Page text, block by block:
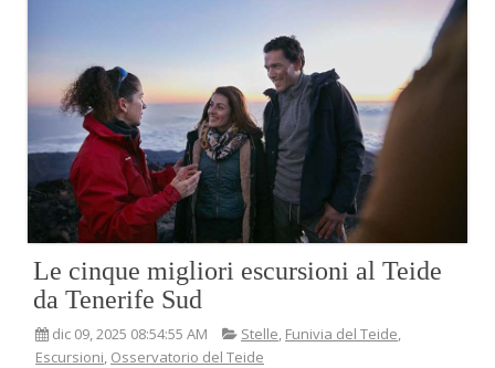
Le cinque migliori escursioni al Teide
da Tenerife Sud
dic 09, 2025 08:54:55 AM Stelle, Funivia del Teide,
Escursioni, Osservatorio del Teide